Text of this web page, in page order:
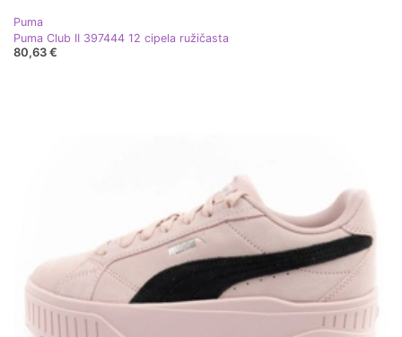
Puma
Puma Club II 397444 12 cipela ružičasta
80,63 €